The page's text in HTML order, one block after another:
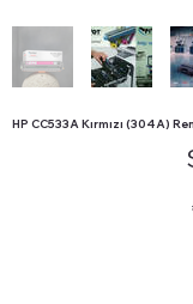
HP CC533A Kırmızı (304A)